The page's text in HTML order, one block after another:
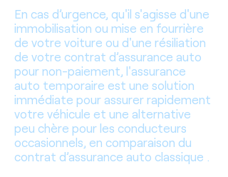
En cas d’urgence, qu'il s'agisse d'une
immobilisation ou mise en fourrière
de votre voiture ou d'une résiliation
de votre contrat d’assurance auto
pour non-paiement, l'assurance
auto temporaire est une solution
immédiate pour assurer rapidement
votre véhicule et une alternative
peu chère pour les conducteurs
occasionnels, en comparaison du
contrat d’assurance auto classique .